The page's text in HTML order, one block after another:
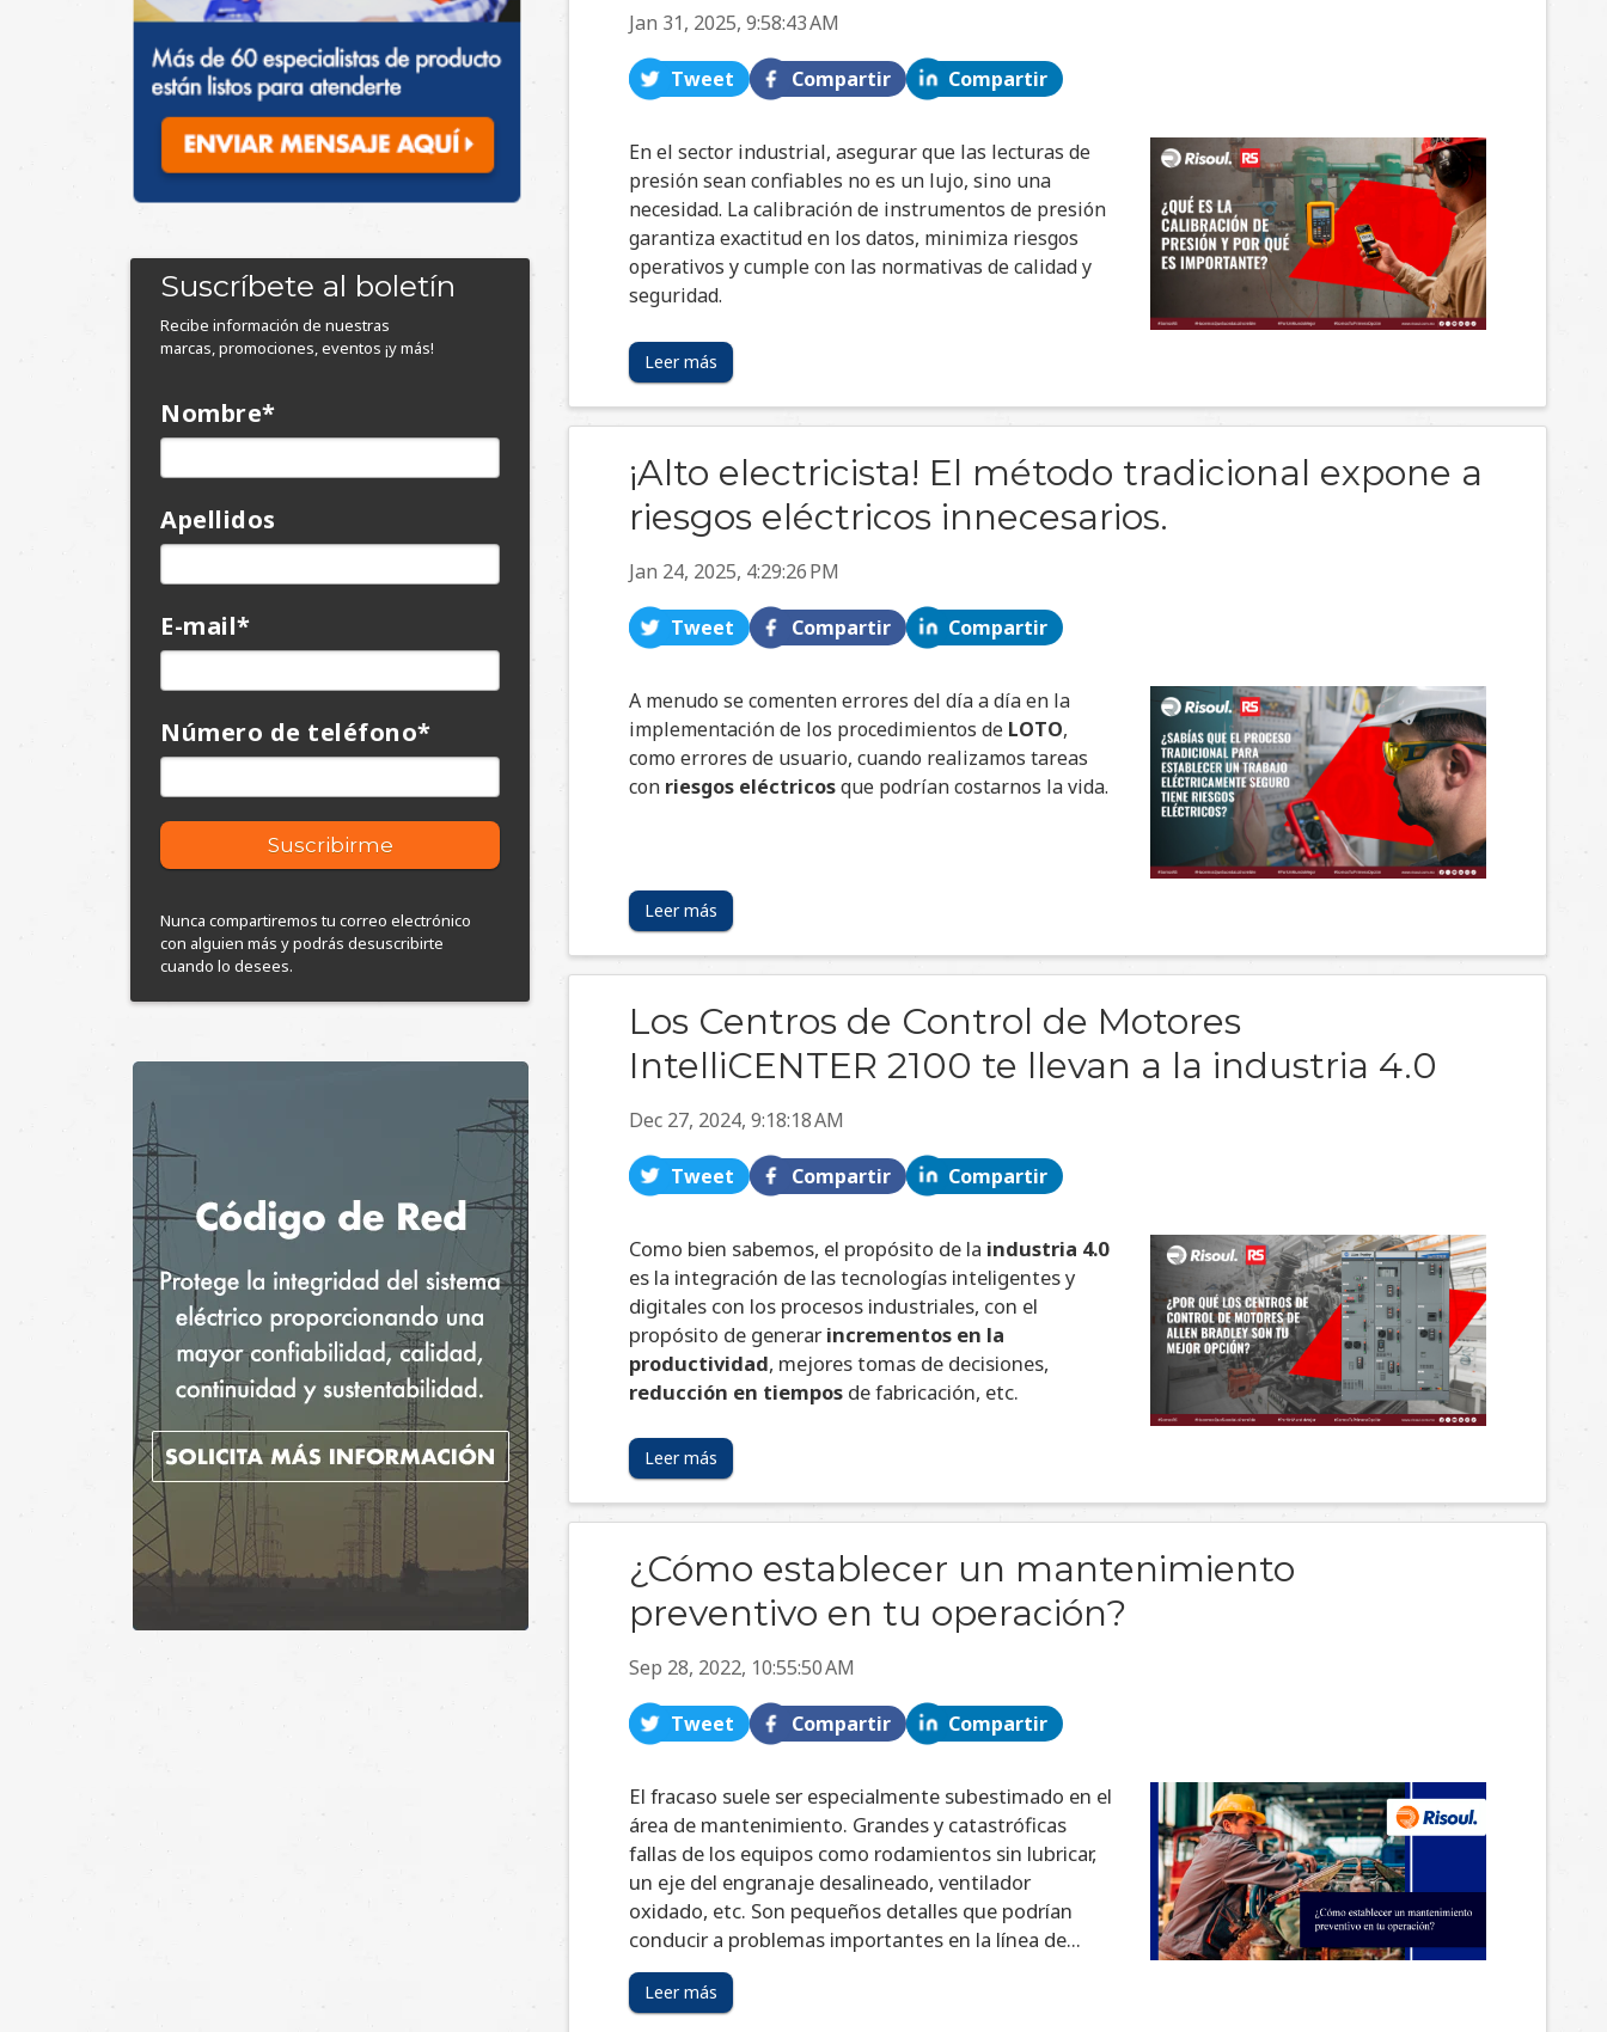
Suscríbete al boletín
Recibe información de nuestras
marcas, promociones, eventos ¡y más!
Nombre*
Apellidos
E-mail*
Número de teléfono*
Nunca compartiremos tu correo electrónico
con alguien más y podrás desuscribirte
cuando lo desees.
Jan 31, 2025, 9:58:43 AM
Tweet Compartir Compartir
En el sector industrial, asegurar que las lecturas de
presión sean confiables no es un lujo, sino una
necesidad. La calibración de instrumentos de presión
garantiza exactitud en los datos, minimiza riesgos
operativos y cumple con las normativas de calidad y
seguridad.
Leer más
¡Alto electricista! El método tradicional expone a
riesgos eléctricos innecesarios.
Jan 24, 2025, 4:29:26 PM
Tweet Compartir Compartir
A menudo se comenten errores del día a día en la
implementación de los procedimientos de LOTO,
como errores de usuario, cuando realizamos tareas
con riesgos eléctricosque podrían costarnos la vida.
Leer más
Los Centros de Control de Motores
IntelliCENTER 2100 te llevan a la industria 4.0
Dec 27, 2024, 9:18:18 AM
Tweet Compartir Compartir
Como bien sabemos, el propósito de la industria 4.0
es la integración de las tecnologías inteligentes y
digitales con los procesos industriales, con el
propósito de generarincrementos en la
productividad, mejores tomas de decisiones,
reducción en tiempos de fabricación, etc.
Leer más
¿Cómo establecer un mantenimiento
preventivo en tu operación?
Sep 28, 2022, 10:55:50 AM
Tweet Compartir Compartir
El fracaso suele ser especialmente subestimado en el
área de mantenimiento. Grandes y catastróficas
fallas de los equipos como rodamientos sin lubricar,
un eje del engranaje desalineado, ventilador
oxidado, etc. Son pequeños detalles que podrían
conducir a problemas importantes en la línea de...
Leer más